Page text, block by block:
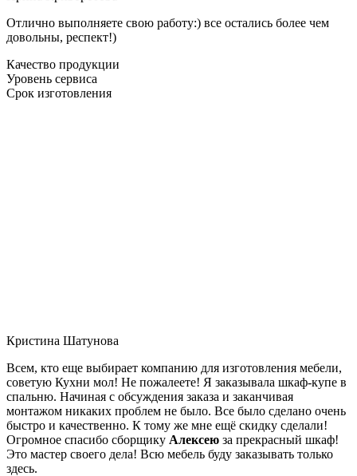
Отлично выполняете свою работу:) все остались более чем
довольны, респект!)
Качество продукции
Уровень сервиса
Срок изготовления
Кристина Шатунова
Всем, кто еще выбирает компанию для изготовления мебели,
советую Кухни мол! Не пожалеете! Я заказывала шкаф-купе в
спальню. Начиная с обсуждения заказа и заканчивая
монтажом никаких проблем не было. Все было сделано очень
быстро и качественно. К тому же мне ещё скидку сделали!
Огромное спасибо сборщику Алексею за прекрасный шкаф!
Это мастер своего дела! Всю мебель буду заказывать только
здесь.